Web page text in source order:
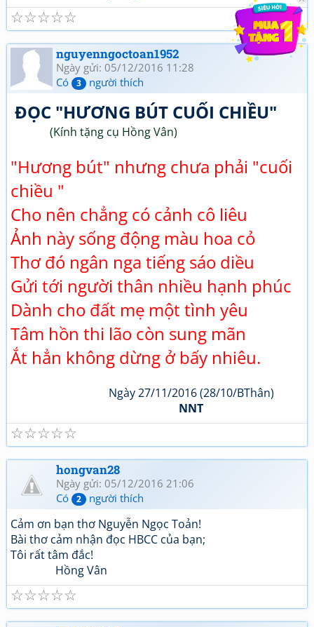
☆
☆
☆
☆
☆
nguyenngoctoan1952
Ngày gửi: 05/12/2016 11:28
Có
3 người thích
ĐỌC "HƯƠNG BÚT CUỐI CHIỀU"
(Kính tặng cụ Hồng Vân)
"Hương bút" nhưng chưa phải "cuối
chiều "
Cho nên chẳng có cảnh cô liêu
Ảnh này sống động màu hoa cỏ
Thơ đó ngân nga tiếng sáo diều
Gửi tới người thân nhiều hạnh phúc
Dành cho đất mẹ một tình yêu
Tâm hồn thi lão còn sung mãn
Ắt hẳn không dừng ở bấy nhiêu.
Ngày 27/11/2016 (28/10/BThân)
NNT
☆
☆
☆
☆
☆
hongvan28
Ngày gửi: 05/12/2016 21:06
Có
2 người thích
Cảm ơn bạn thơ Nguyễn Ngọc Toản!
Bài thơ cảm nhận đọc HBCC của bạn;
Tôi rất tâm đắc!
Hồng Vân
☆
☆
☆
☆
☆